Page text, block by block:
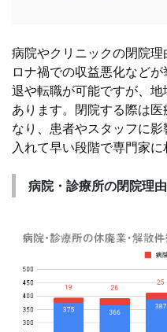
病院やクリニックの閉院
ロナ禍での収益悪化など
退や転職が可能ですが、
あります。閉院する際は
なり、患者やスタッフに
入れて早い段階で専門家に
病院・診療所の閉院理由